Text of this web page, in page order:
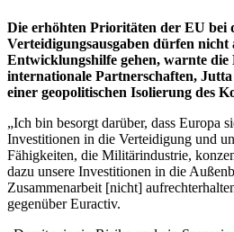
Die erhöhten Prioritäten der EU bei
Verteidigungsausgaben dürfen nicht
Entwicklungshilfe gehen, warnte
internationale Partnerschaften,
einer geopolitischen Isolierung des
„Ich bin besorgt darüber, dass Europa
Investitionen in die Verteidigung und
Fähigkeiten, die Militärindustrie,
dazu unsere Investitionen in die
Zusammenarbeit [nicht]
gegenüber Euractiv.